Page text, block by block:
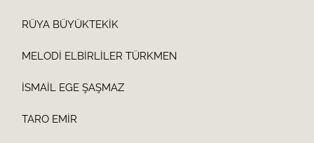
RÜYA BÜYÜKTEKİK
MELODİ ELBİRLİLER TÜRKMEN
İSMAİL EGE ŞAŞMAZ
TARO EMİR